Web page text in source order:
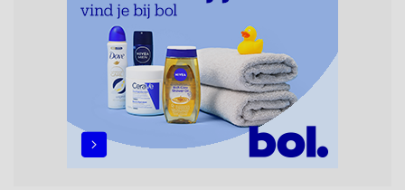
maar ook helpen met extensions, balyage, invlechten,
opsteken, weave, een keratinebehandeling, een
permanent, een bruidkapsel, make-up & visagie,
epileren, schoonheidsbehandelingen, het trimmen van
een baard en pruiken. U kunt de zoekresultaten
filteren met behulp van de specialisatie filter en u